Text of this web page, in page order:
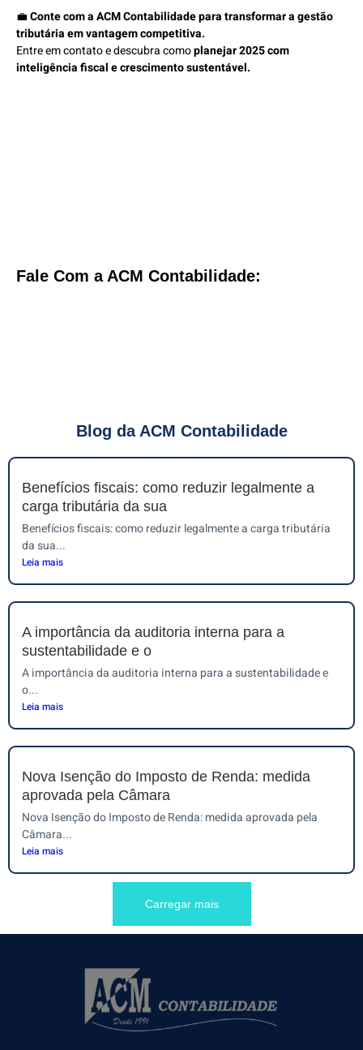
💼Conte com a ACM Contabilidade para transformar a gestão
tributária em vantagem competitiva.
Entre em contato e descubra comoplanejar 2025 com
inteligência fiscal e crescimento sustentável.
Fale Com a ACM Contabilidade:
Blog da ACM Contabilidade
Benefícios fiscais: como reduzir legalmente a
carga tributária da sua
Benefícios fiscais: como reduzir legalmente a carga tributária
da sua...
Leia mais
A importância da auditoria interna para a
sustentabilidade e o
A importância da auditoria interna para a sustentabilidade e
o...
Leia mais
Nova Isenção do Imposto de Renda: medida
aprovada pela Câmara
Nova Isenção do Imposto de Renda: medida aprovada pela
Câmara...
Leia mais
Carregar mais